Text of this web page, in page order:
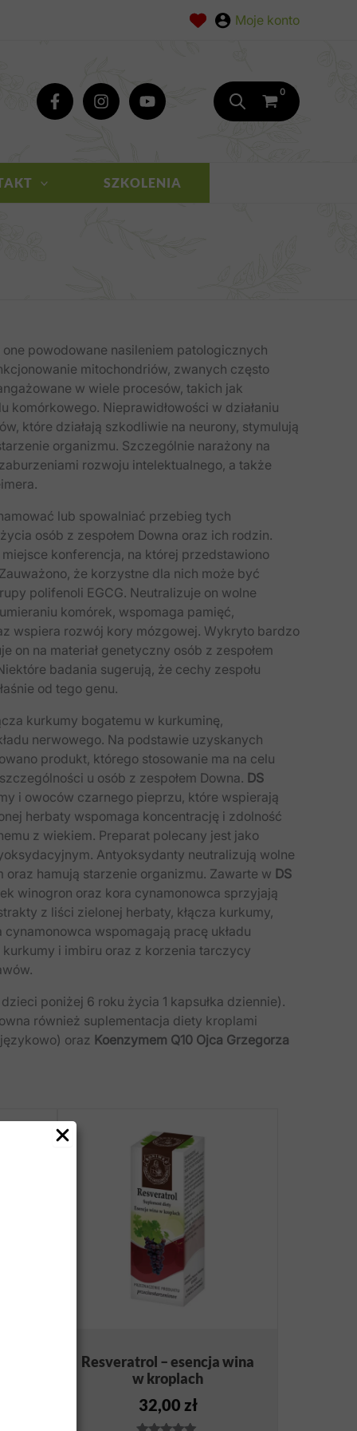
SZKOLENIA
powodowane nasileniem patologicznych
mitochondriów, zwanych często
w wiele procesów, takich jak
Nieprawidłowości w działaniu
które działają szkodliwie na neurony, stymulują
organizmu. Szczególnie narażony na
rozwoju intelektualnego, a także
lub spowalniać przebieg tych
osób z zespołem Downa oraz ich rodzin.
konferencja, na której przedstawiono
że korzystne dla nich może być
polifenoli EGCG. Neutralizuje on wolne
komórek, wspomaga pamięć,
wspiera rozwój kory mózgowej. Wykryto bardzo
on na materiał genetyczny osób z zespołem
badania sugerują, że cechy zespołu
od tego genu.
kurkumy bogatemu w kurkuminę,
nerwowego. Na podstawie uzyskanych
produkt, którego stosowanie ma na celu
u osób z zespołem Downa. DS
i owoców czarnego pieprzu, które wspierają
herbaty wspomaga koncentrację i zdolność
z wiekiem. Preparat polecany jest jako
Antyoksydanty neutralizują wolne
hamują starzenie organizmu. Zawarte w DS
winogron oraz kora cynamonowca sprzyjają
z liści zielonej herbaty, kłącza kurkumy,
wspomagają pracę układu
i imbiru oraz z korzenia tarczycy
poniżej 6 roku życia 1 kapsułka dziennie).
również suplementacja diety kroplami
oraz Koenzymem Q10 Ojca Grzegorza
Resveratrol – esencja wina
w kroplach
32,00 zł